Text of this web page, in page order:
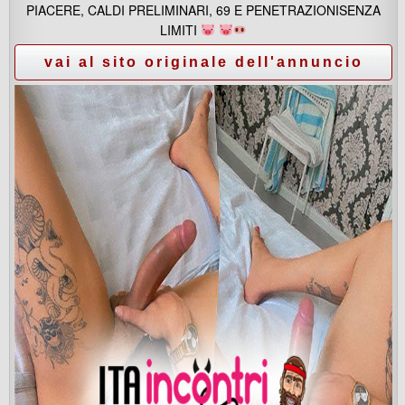
PIACERE, CALDI PRELIMINARI, 69 E PENETRAZIONISENZA
LIMITI